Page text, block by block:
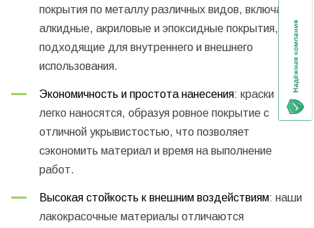
покрытия по металлуразличных видов, включая
алкидные, акриловые и эпоксидные покрытия,
подходящие для внутреннего и внешнего
использования.
Экономичность и простота нанесения: краски
легко наносятся, образуя ровное покрытие с
отличной укрывистостью, что позволяет
сэкономить материал и время на выполнение
работ.
Высокая стойкость к внешним воздействиям: наши
лакокрасочные материалы отличаются